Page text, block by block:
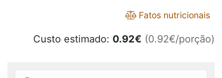
Fatos nutricionais
Custo estimado: 0.92€ (0.92€/porção)